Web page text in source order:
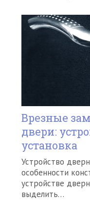
Врезные
двери:
установка
Устройство
особенности
устройстве
выделить…